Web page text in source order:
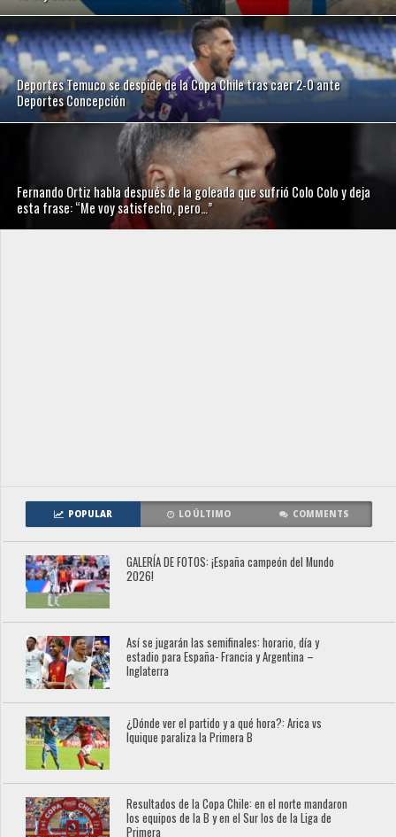
Deportes Temuco se despide de la Copa Chile tras caer 2-0 ante
Deportes Concepción
Fernando Ortiz habla después de la goleada que sufrió Colo Colo y deja
esta frase: “Me voy satisfecho, pero…”
POPULAR LO ÚLTIMO COMMENTS
GALERÍA DE FOTOS: ¡España campeón del Mundo
2026!
Así se jugarán las semifinales: horario, día y
estadio para España- Francia y Argentina –
Inglaterra
¿Dónde ver el partido y a qué hora?: Arica vs
Iquique paraliza la Primera B
Resultados de la Copa Chile: en el norte mandaron
los equipos de la B y en el Sur los de la Liga de
Primera